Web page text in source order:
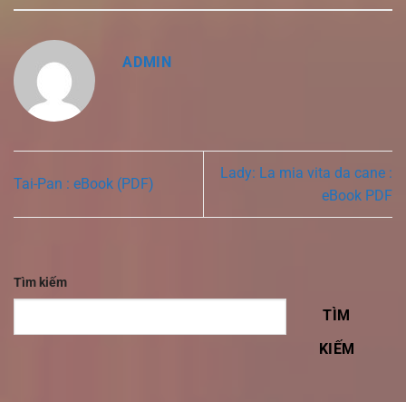
ADMIN
Tai-Pan : eBook (PDF)
Lady: La mia vita da cane :
eBook PDF
Tìm kiếm
TÌM
KIẾM